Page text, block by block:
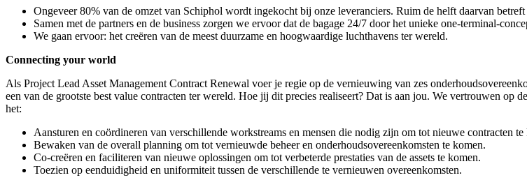
Ongeveer 80% van de omzet van Schiphol wordt ingekocht bij onze leveranciers. Ruim de helft daarvan
Samen met de partners en de business zorgen we ervoor dat de bagage 24/7 door het unieke one-terminal-
We gaan ervoor: het creëren van de meest duurzame en hoogwaardige luchthavens ter wereld.
Connecting your world
Als Project Lead Asset Management Contract Renewal voer je regie op de vernieuwing van zes
een van de grootste best value contracten ter wereld. Hoe jij dit precies realiseert? Dat is aan jou. We vertrouwen
het:
Aansturen en coördineren van verschillende workstreams en mensen die nodig zijn om tot nieuwe contracten te
Bewaken van de overall planning om tot vernieuwde beheer en onderhoudsovereenkomsten te komen.
Co-creëren en faciliteren van nieuwe oplossingen om tot verbeterde prestaties van de assets te komen.
Toezien op eenduidigheid en uniformiteit tussen de verschillende te vernieuwen overeenkomsten.